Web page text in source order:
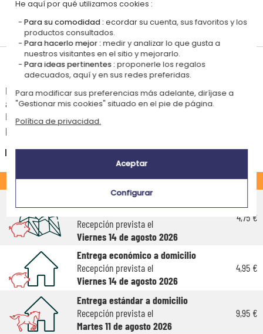
Personalizado
Tiempos de entrega y gastos de envío
La estimación de la fecha de recepción y de los gastos de envío de este
articulo están indicados a continuación.
Las fechas estimadas a continuación se aplican para un pedido con
pago en tarjeta bancaria o PayPal.
España
ESTÁNDAR
Entrega económico en punto de
recogida
Recepción prevista el
Viernes 14 de agosto 2026
4,75 €
Entrega económico a domicilio
Recepción prevista el
Viernes 14 de agosto 2026
4,95 €
Entrega estándar a domicilio
Recepción prevista el
Martes 11 de agosto 2026
9,95 €
He aquí por qué utilizamos cookies :
Para su comodidad : ecordar su cuenta, sus favoritos y los
productos consultados.
Para hacerlo mejor :medir y analizar lo que gusta a
nuestros visitantes en el sitio y mejorarlo.
Para ideas pertinentes :proponerle los regalos
adecuados, aquí y en sus redes preferidas.
Para modificar sus preferencias más adelante, diríjase a
"Gestionar mis cookies" situado en el pie de página.
Política de privacidad.
Aceptar
Configurar